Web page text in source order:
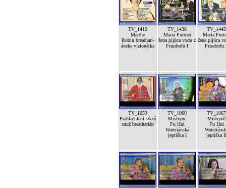
TV_1410
Marthe
Robin breathari-
ánska vizionárka
TV_1438
Maria Furtner
žena pijúca vodu z
Frasdorfu I
TV_1445
Maria
žena pijúca
Frasdorfu
TV_1053
Prahlad Jani svatý
muž breatharián
TV_1060
Mistryně
Fu Hui
Wateriánská
jeptiška I
TV_1067
Mistryně
Fu Hui
jeptiška II